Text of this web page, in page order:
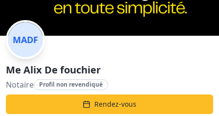
MADF
Me Alix De fouchier
Notaire Profil non revendiqué
Rendez-vous